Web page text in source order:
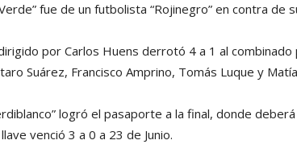
fue de un futbolista “Rojinegro” en contra de
por Carlos Huens derrotó 4 a 1 al combinado
Suárez, Francisco Amprino, Tomás Luque y
logró el pasaporte a la final, donde
venció 3 a 0 a 23 de Junio.